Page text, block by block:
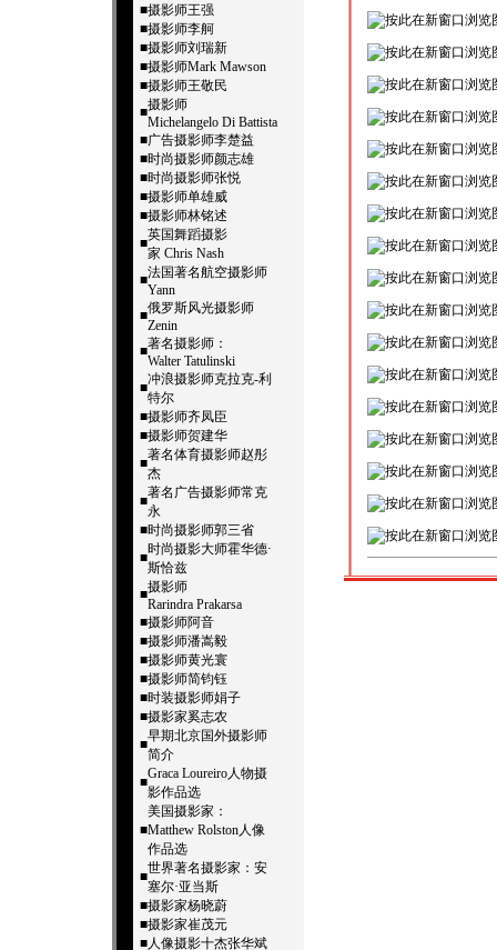
■摄影师王强
■摄影师李舸
■摄影师刘瑞新
■摄影师Mark Mawson
■摄影师王敬民
■摄影师
Michelangelo Di Battista
■广告摄影师李楚益
■时尚摄影师颜志雄
■时尚摄影师张悦
■摄影师单雄威
■摄影师林铭述
■
英国舞蹈摄影
家 Chris Nash
■法国著名航空摄影师
Yann
■俄罗斯风光摄影师
Zenin
■著名摄影师：
Walter Tatulinski
■
冲浪摄影师克拉克-利
特尔
■摄影师齐凤臣
■摄影师贺建华
■
著名体育摄影师赵彤
杰
■
著名广告摄影师常克
永
■时尚摄影师郭三省
■
时尚摄影大师霍华德·
斯恰兹
■摄影师
Rarindra Prakarsa
■摄影师阿音
■摄影师潘嵩毅
■摄影师黄光寰
■摄影师简钧钰
■时装摄影师娟子
■摄影家奚志农
■
早期北京国外摄影师
简介
■
Graca Loureiro人物摄
影作品选
■
美国摄影家：
Matthew Rolston人像
作品选
■
世界著名摄影家：安
塞尔·亚当斯
■摄影家杨晓蔚
■摄影家崔茂元
■人像摄影十杰­张华斌